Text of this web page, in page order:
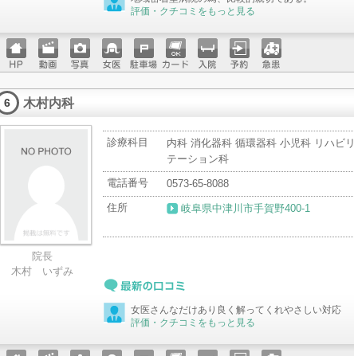
評価・クチコミをもっと見る
ホーム
ページ
動画 写真 女医 駐車場クレジ
ットカ
入院 予約 急患
6 木村内科
院長
木村 いずみ
診療科目
内科 消化器科 循環器科 小児科 リハビリ
テーション科
電話番号
0573-65-8088
住所
岐阜県中津川市手賀野400-1
最新の口コミ女医さんなだけあり良く解ってくれやさしい対応
評価・クチコミをもっと見る